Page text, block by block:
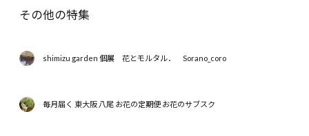
その他の特集
shimizu garden 個展 花とモルタル． Sorano_coro
毎月届く 東大阪 八尾 お花の定期便 お花のサブスク